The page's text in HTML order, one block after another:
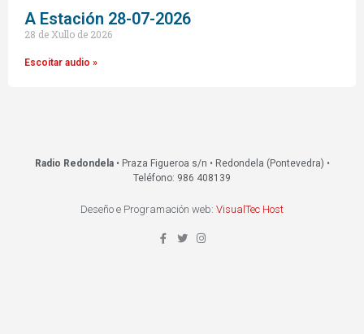
A Estación 28-07-2026
28 de Xullo de 2026
Escoitar audio »
Radio Redondela• Praza Figueroa s/n • Redondela (Pontevedra) •
Teléfono: 986 408139
Deseño e Programación web: VisualTec Host